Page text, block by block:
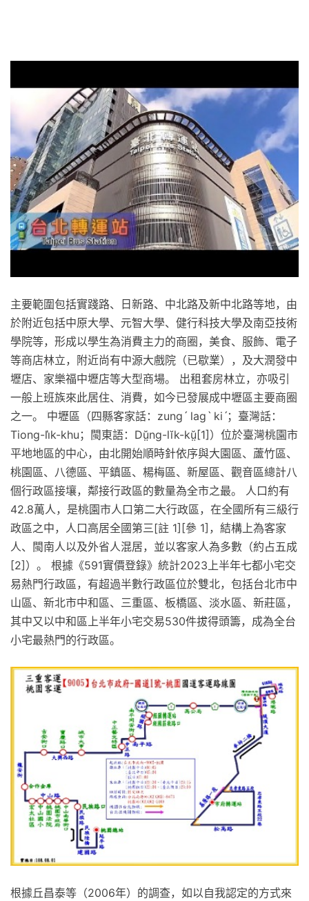
主要範圍包括實踐路、日新路、中北路及新中北路等地，由
於附近包括中原大學、元智大學、健行科技大學及南亞技術
學院等，形成以學生為消費主力的商圈，美食、服飾、電子
等商店林立，附近尚有中源大戲院（已歇業），及大潤發中
壢店、家樂福中壢店等大型商場。 出租套房林立，亦吸引
一般上班族來此居住、消費，如今已發展成中壢區主要商圈
之一。 中壢區（四縣客家話：zungˊ lagˋ kiˊ；臺灣話：
Tiong-li̍k-khu；閩東語：Dṳ̆ng-lĭk-kṳ̆[1]）位於臺灣桃園市
平地地區的中心，由北開始順時針依序與大園區、蘆竹區、
桃園區、八德區、平鎮區、楊梅區、新屋區、觀音區總計八
個行政區接壤，鄰接行政區的數量為全市之最。 人口約有
42.8萬人，是桃園市人口第二大行政區，在全國所有三級行
政區之中，人口高居全國第三[註 1][參 1]，結構上為客家
人、閩南人以及外省人混居，並以客家人為多數（約占五成
[2]）。 根據《591實價登錄》統計2023上半年七都小宅交
易熱門行政區，有超過半數行政區位於雙北，包括台北市中
山區、新北市中和區、三重區、板橋區、淡水區、新莊區，
其中又以中和區上半年小宅交易530件拔得頭籌，成為全台
小宅最熱門的行政區。
根據丘昌泰等（2006年）的調查，如以自我認定的方式來